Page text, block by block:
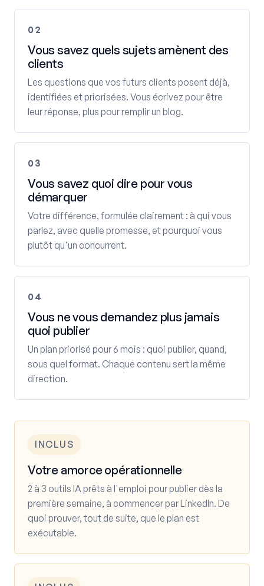
02
Vous savez quels sujets amènent des
clients
Les questions que vos futurs clients posent déjà,
identifiées et priorisées. Vous écrivez pour être
leur réponse, plus pour remplir un blog.
03
Vous savez quoi dire pour vous
démarquer
Votre différence, formulée clairement : à qui vous
parlez, avec quelle promesse, et pourquoi vous
plutôt qu'un concurrent.
04
Vous ne vous demandez plus jamais
quoi publier
Un plan priorisé pour 6 mois : quoi publier, quand,
sous quel format. Chaque contenu sert la même
direction.
INCLUS
Votre amorce opérationnelle
2 à 3 outils IA prêts à l'emploi pour publier dès la
première semaine, à commencer par LinkedIn. De
quoi prouver, tout de suite, que le plan est
exécutable.